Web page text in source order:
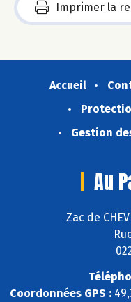
Imprimer la
Accueil
Gestion
Au
Zac de
Coordonnées GPS :